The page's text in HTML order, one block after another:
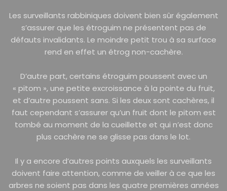
Les surveillants rabbiniques doivent bien sûr également
s’assurer que les étroguim ne présentent pas de
défauts invalidants. Le moindre petit trou à sa surface
rend en effet un étrog non-cachère.
D’autre part, certains étroguim poussent avec un
« pitom », une petite excroissance à la pointe du fruit,
et d’autre poussent sans. Si les deux sont cachères, il
faut cependant s’assurer qu’un fruit dont le pitom est
tombé au moment de la cueillette et qui n’est donc
plus cachère ne se glisse pas dans le lot.
Il y a encore d’autres points auxquels les surveillants
doivent faire attention, comme de veiller à ce que les
arbres ne soient pas dans les quatre premières années